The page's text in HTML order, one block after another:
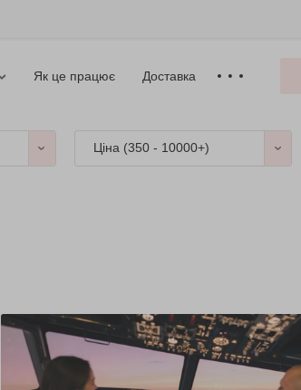
Як це працює Доставка
Ціна (350 - 10000+)